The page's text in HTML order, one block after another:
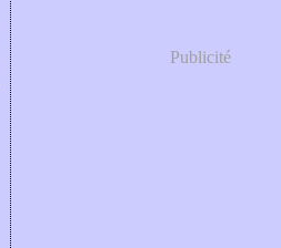
Publicité